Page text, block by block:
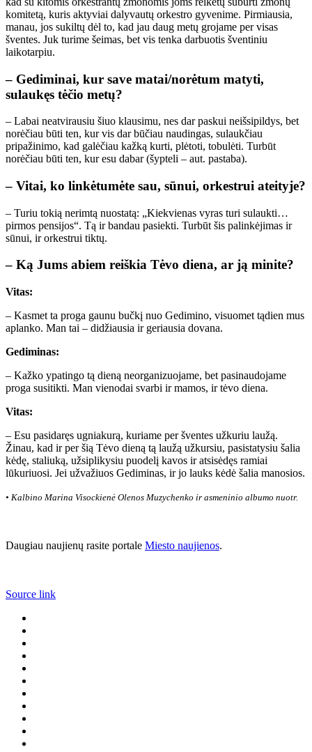
komitetą, kuris aktyviai dalyvautų orkestro gyvenime. Pirmiausia,
manau, jos sukiltų dėl to, kad jau daug metų grojame per visas
šventes. Juk turime šeimas, bet vis tenka darbuotis šventiniu
laikotarpiu.
– Gediminai, kur save matai/norėtum matyti,
sulaukęs tėčio metų?
– Labai neatvirausiu šiuo klausimu, nes dar paskui neišsipildys, bet
norėčiau būti ten, kur vis dar būčiau naudingas, sulaukčiau
pripažinimo, kad galėčiau kažką kurti, plėtoti, tobulėti. Turbūt
norėčiau būti ten, kur esu dabar (šypteli – aut. pastaba).
– Vitai, ko linkėtumėte sau, sūnui, orkestrui ateityje?
– Turiu tokią nerimtą nuostatą: „Kiekvienas vyras turi sulaukti…
pirmos pensijos“. Tą ir bandau pasiekti. Turbūt šis palinkėjimas ir
sūnui, ir orkestrui tiktų.
– Ką Jums abiem reiškia Tėvo diena, ar ją minite?
Vitas:
– Kasmet ta proga gaunu bučkį nuo Gedimino, visuomet tądien mus
aplanko. Man tai – didžiausia ir geriausia dovana.
Gediminas:
– Kažko ypatingo tą dieną neorganizuojame, bet pasinaudojame
proga susitikti. Man vienodai svarbi ir mamos, ir tėvo diena.
Vitas:
– Esu pasidaręs ugniakurą, kuriame per šventes užkuriu laužą.
Žinau, kad ir per šią Tėvo dieną tą laužą užkursiu, pasistatysiu šalia
kėdę, staliuką, užsiplikysiu puodelį kavos ir atsisėdęs ramiai
lūkuriuosi. Jei užvažiuos Gediminas, ir jo lauks kėdė šalia manosios.
• Kalbino Marina Visockienė Olenos Muzychenko ir asmeninio albumo nuotr.
Daugiau naujienų rasite portale Miesto naujienos.
Source link